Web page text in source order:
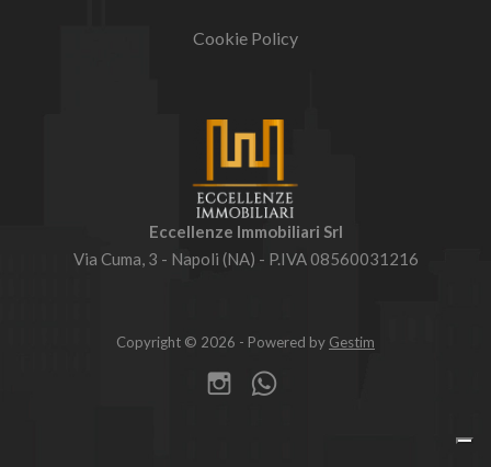
Cookie Policy
Eccellenze Immobiliari Srl
Via Cuma, 3 - Napoli (NA) - P.IVA 08560031216
Copyright © 2026 - Powered by Gestim